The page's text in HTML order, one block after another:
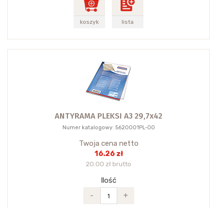
koszyk lista
ANTYRAMA PLEKSI A3 29,7x42
Numer katalogowy: 5620001PL-00
Twoja cena netto
16.26 zł
20.00 zł brutto
Ilość
-
+